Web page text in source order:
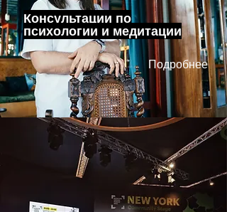
Консультации по
психологии и медитации
Подробнее